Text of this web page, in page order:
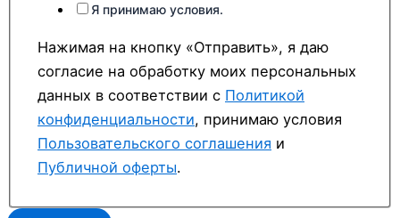
Я принимаю условия.
Нажимая на кнопку «Отправить», я даю
согласие на обработку моих персональных
данных в соответствии с Политикой
конфиденциальности, принимаю условия
Пользовательского соглашения и
Публичной оферты.